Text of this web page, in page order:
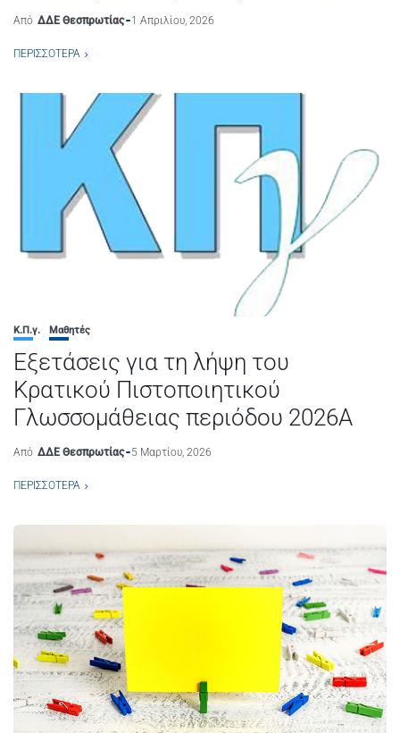
Από ΔΔΕ Θεσπρωτίας 1 Απριλίου, 2026
ΠΕΡΙΣΣΌΤΕΡΑ
Κ.Π.γ. Μαθητές
Εξετάσεις για τη λήψη του
Κρατικού Πιστοποιητικού
Γλωσσομάθειας περιόδου 2026Α
Από ΔΔΕ Θεσπρωτίας 5 Μαρτίου, 2026
ΠΕΡΙΣΣΌΤΕΡΑ